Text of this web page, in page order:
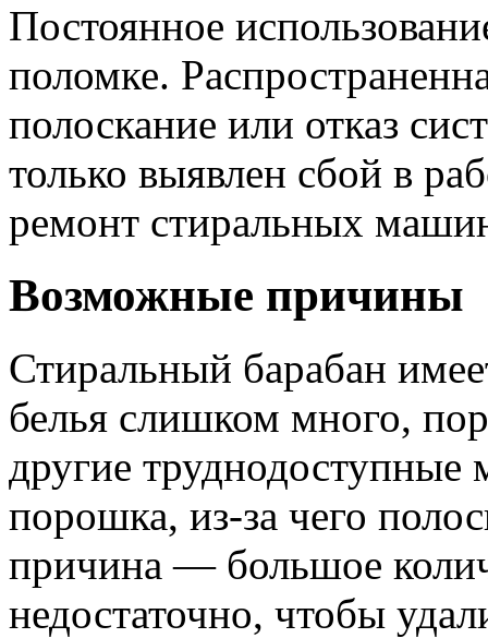
Постоянное
поломке.
полоскание или отказ
только выявлен сбой в
ремонт стиральных
Возможные причины
Стиральный барабан
белья слишком много,
другие труднодоступные
порошка, из-за чего
причина — большое
недостаточно, чтобы